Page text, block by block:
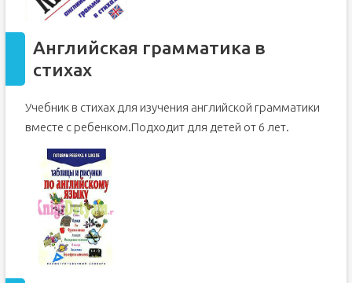
Английская грамматика в
стихах
Учебник в стихах для изучения английской грамматики
вместе с ребенком.Подходит для детей от 6 лет.